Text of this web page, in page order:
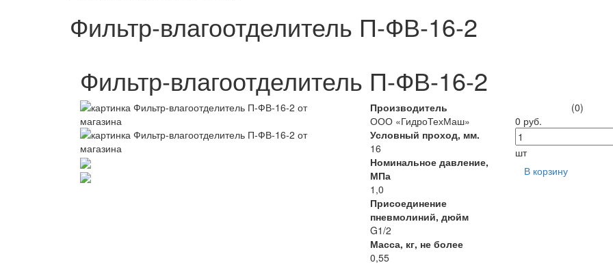
Фильтр-влагоотделитель П-ФВ-16-2
Фильтр-влагоотделитель П-ФВ-16-2
Производитель
ООО «ГидроТехМаш»
Условный проход, мм.
16
Номинальное давление,
МПа
1,0
Присоединение
пневмолиний, дюйм
G1/2
Масса, кг, не более
0,55
(0)
0 руб.
шт
В корзину